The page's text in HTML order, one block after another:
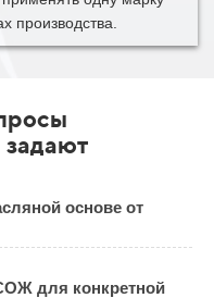
производства.
основе от
для конкретной